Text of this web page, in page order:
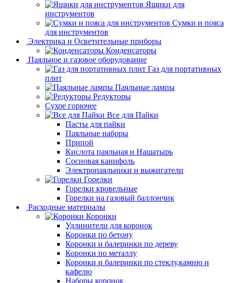
Ящики для
инструментов
Сумки и пояса
для инструментов
Электрика и Осветительные приборы
Конденсаторы
Паяльное и газовое оборудование
Газ для портативных
плит
Паяльные лампы
Редукторы
Сухое горючее
Все для Пайки
Пасты для пайки
Паяльные наборы
Припой
Кислота паяльная и Нашатырь
Сосновая канифоль
Электропаяльники и выжигатели
Горелки
Горелки кровельные
Горелки на газовый баллончик
Расходные материалы
Коронки
Удлинители для коронок
Коронки по бетону
Коронки и балеринки по дереву
Коронки по металлу
Коронки и балеринки по стеклу,камню и
кафелю
Наборы коронок